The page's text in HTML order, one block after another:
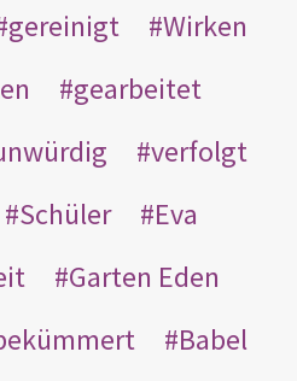
gereinigt
Wirken
gearbeitet
verfolgt
Schüler
Eva
Garten Eden
Babel